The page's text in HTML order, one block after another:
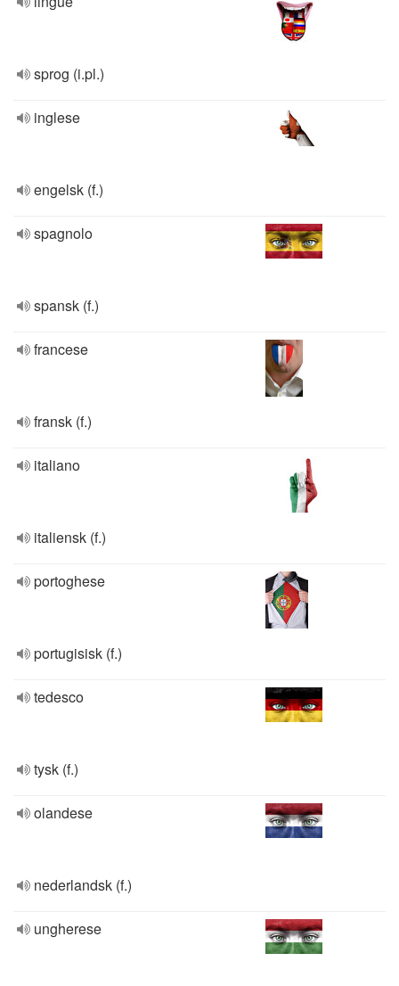
sprog (i.pl.)
inglese
engelsk (f.)
spagnolo
spansk (f.)
francese
fransk (f.)
italiano
italiensk (f.)
portoghese
portugisisk (f.)
tedesco
tysk (f.)
olandese
nederlandsk (f.)
ungherese